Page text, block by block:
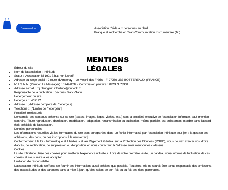
Faire un don
Association d'aide aux personnes en deuil
Pratique et recherche en TransCommunication Instrumentale (Tci)
MENTIONS
LÉGALES
Éditeur du site
Nom de l’association : Infinitude
Statut : Association loi 1901 à but non lucratif
Adresse du siège social : 2 route d’Ambenay – Le Mesnil des Frétils - F-27250 LES BOTTEREAUX (FRANCE)
N° I.S.N.N (Parution Le Messager) : 1249-0539 - Commission paritaire : 0429 G 78960
Adresse e-mail : mj.blancgarin.infinitude@outlook.fr
Responsable de la publication : Jacques Blanc-Garin
Hébergement du site
Hébergeur : WIX ??
Adresse : [Adresse complète de l’hébergeur]
Téléphone : [Numéro de l’hébergeur]
Propriété intellectuelle
L'ensemble des contenus présents sur ce site (textes, images, logos, vidéos, etc.) sont la propriété exclusive de l’association Infinitude, sauf mention
contraire. Toute reproduction, distribution, modification, adaptation, retransmission ou publication, même partielle, est strictement interdite sans l'accord
écrit préalable de l'association.
Données personnelles
Les informations recueillies via les formulaires du site sont enregistrées dans un fichier informatisé par l'association Infinitude pour [ex : la gestion des
adhésions, des dons, ou des inscriptions à la newsletter].
Conformément à la loi « Informatique et Libertés » et au Règlement Général sur la Protection des Données (RGPD), vous pouvez exercer vos droits
d'accès, de rectification, de suppression ou d'opposition en nous contactant à l’adresse email mentionnée ci-dessus.
Cookies
Le site Infinitude utilise des cookies pour améliorer l'expérience utilisateur. Lors de votre première visite, un bandeau vous informe de l’utilisation de ces
cookies et vous invite à les accepter.
Limitation de responsabilité
L’association Infinitude s'efforce de fournir des informations aussi précises que possible. Toutefois, elle ne saurait être tenue responsable des omissions,
des inexactitudes et des carences dans la mise à jour, qu'elles soient de son fait ou du fait des tiers partenaires.